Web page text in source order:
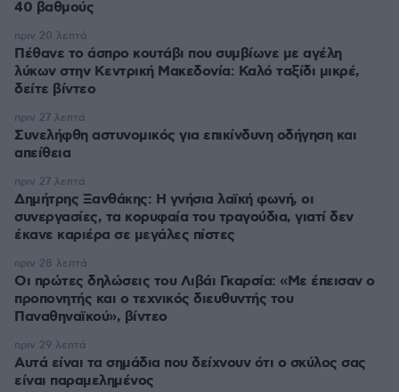
40 βαθμούς
Πέθανε το άσπρο κουτάβι που συμβίωνε με αγέλη
λύκων στην Κεντρική Μακεδονία: Καλό ταξίδι μικρέ,
δείτε βίντεο
πριν 20 λεπτά
Συνελήφθη αστυνομικός για επικίνδυνη οδήγηση και
απείθεια
πριν 27 λεπτά
Δημήτρης Ξανθάκης: Η γνήσια λαϊκή φωνή, οι
συνεργασίες, τα κορυφαία του τραγούδια, γιατί δεν
έκανε καριέρα σε μεγάλες πίστες
πριν 27 λεπτά
Οι πρώτες δηλώσεις του Λιβάι Γκαρσία: «Με έπεισαν ο
προπονητής και ο τεχνικός διευθυντής του
Παναθηναϊκού», βίντεο
πριν 28 λεπτά
Αυτά είναι τα σημάδια που δείχνουν ότι ο σκύλος σας
είναι παραμελημένος
πριν 29 λεπτά